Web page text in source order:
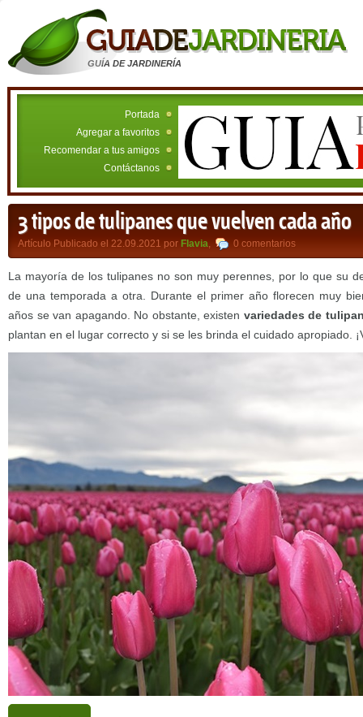
GUÍA DE JARDINERÍA
Portada
Agregar a favoritos
Recomendar a tus amigos
Contáctanos
3 tipos de tulipanes que vuelven cada año
Artículo Publicado el 22.09.2021 por Flavia, 0 comentarios
La mayoría de los tulipanes no son muy perennes, por lo que su
de una temporada a otra. Durante el primer año florecen muy
años se van apagando. No obstante, existen variedades de
plantan en el lugar correcto y si se les brinda el cuidado apropiado.